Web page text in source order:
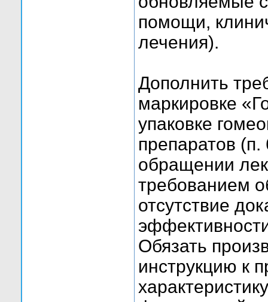
помощи,
лечения).
Дополнить
маркировке
упаковке
препаратов
обращении
требованием
отсутствие
Обязать
инструкцию к